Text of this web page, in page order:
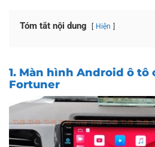
Tóm tắt nội dung Hiện
1. Màn hình Android ô tô
Fortuner